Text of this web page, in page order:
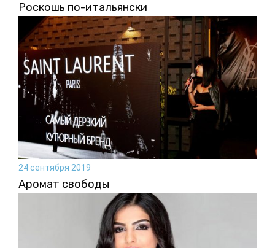
Роскошь по-итальянски
24 сентября 2019
Аромат свободы